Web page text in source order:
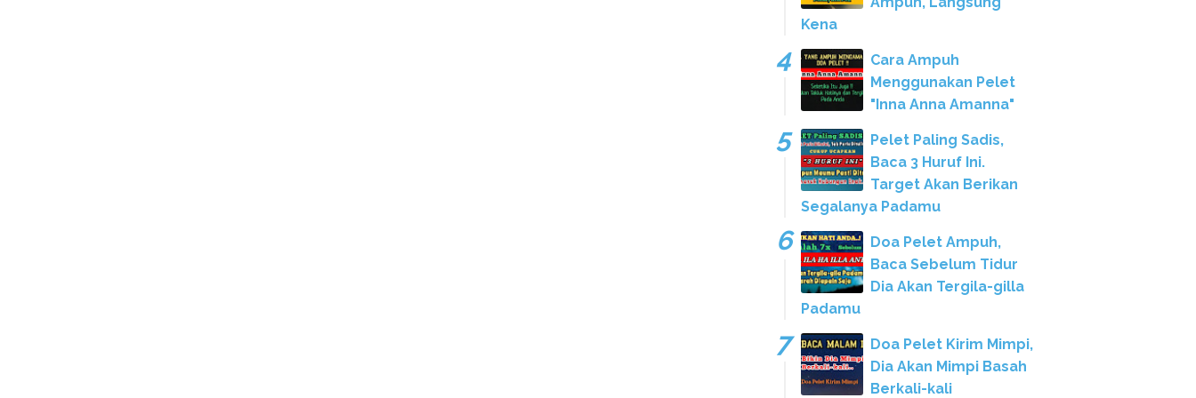
Kena
Cara Ampuh
Menggunakan Pelet
"Inna Anna Amanna"
Pelet Paling Sadis,
Baca 3 Huruf Ini.
Target Akan Berikan
Segalanya Padamu
Doa Pelet Ampuh,
Baca Sebelum Tidur
Dia Akan Tergila-gilla
Padamu
Doa Pelet Kirim Mimpi,
Dia Akan Mimpi Basah
Berkali-kali